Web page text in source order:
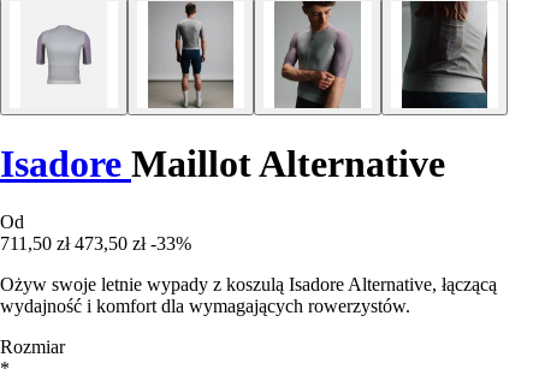
Isadore Maillot Alternative
Od
711,50 zł 473,50 zł -33%
Ożyw swoje letnie wypady z koszulą Isadore Alternative, łączącą
wydajność i komfort dla wymagających rowerzystów.
Rozmiar
*